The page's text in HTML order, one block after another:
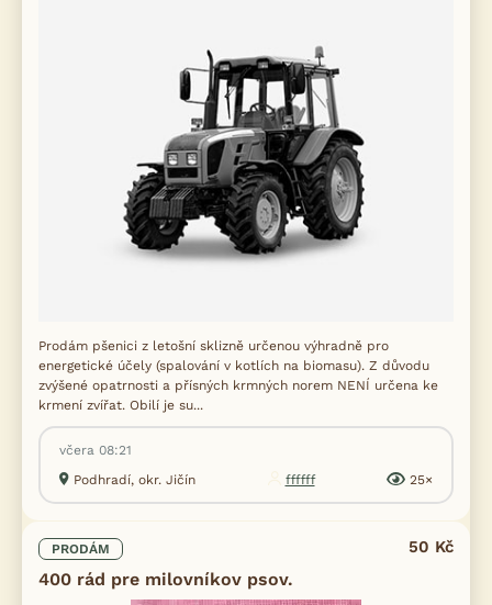
Prodám pšenici z letošní sklizně určenou výhradně pro
energetické účely (spalování v kotlích na biomasu). Z důvodu
zvýšené opatrnosti a přísných krmných norem NENÍ určena ke
krmení zvířat. Obilí je su...
včera 08:21
Podhradí, okr. Jičín
ffffff 25×
PRODÁM
400 rád pre milovníkov psov.
50 Kč